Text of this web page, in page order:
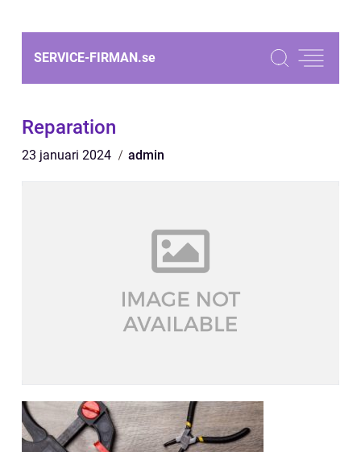
SERVICE-FIRMAN.se
Reparation
23 januari 2024 admin